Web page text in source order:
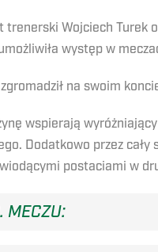
Wojciech Turek
występ w
na swoim
wspierają
Dodatkowo przez
postaciami w
MECZU: